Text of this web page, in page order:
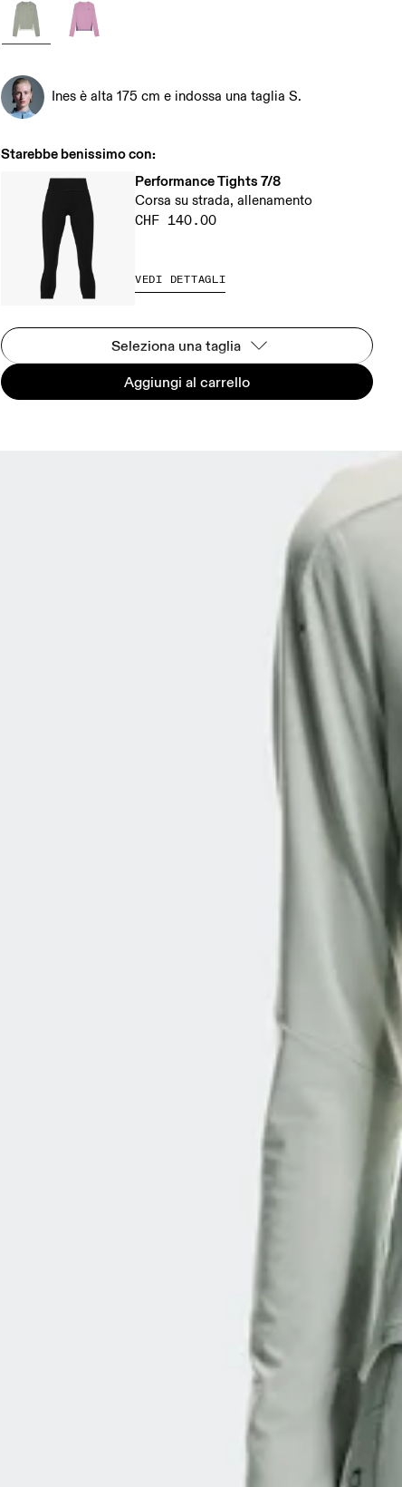
Ines è alta 175 cm e indossa una taglia S.
Starebbe benissimo con:
Performance Tights 7/8
Corsa su strada, allenamento
CHF 140.00
VEDI DETTAGLI
Seleziona una taglia
Aggiungi al carrello